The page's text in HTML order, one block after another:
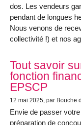
dos. Les vendeurs
pendant de longues
Nous venons de
collectivité !) et nos
Tout savoir
fonction
EPSCP
12 mai 2025, par Bouche
Envie de passer
préparation de